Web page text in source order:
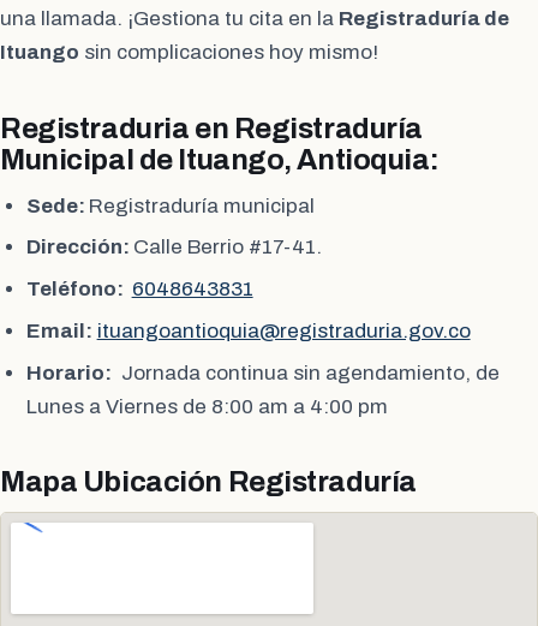
una llamada. ¡Gestiona tu cita en la Registraduría de
Ituango sin complicaciones hoy mismo!
Registraduria en Registraduría
Municipal de Ituango, Antioquia:
Sede: Registraduría municipal
Dirección: Calle Berrio #17-41.
Teléfono: 6048643831
Email: ituangoantioquia@registraduria.gov.co
Horario: Jornada continua sin agendamiento, de
Lunes a Viernes de 8:00 am a 4:00 pm
Mapa Ubicación Registraduría